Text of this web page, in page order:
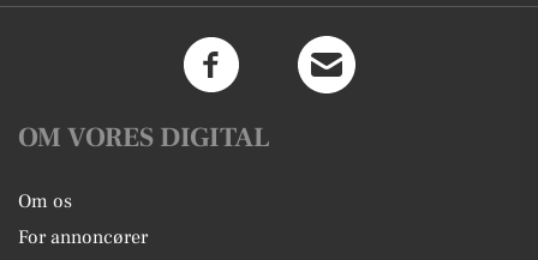
OM VORES DIGITAL
Om os
For annoncører